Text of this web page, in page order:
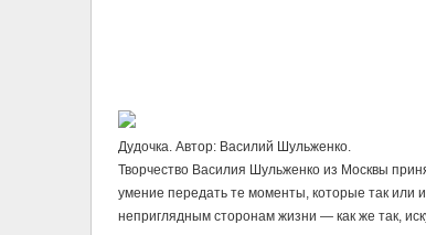
Дудочка. Автор: Василий Шульженко.
Творчество Василия Шульженко из Москвы
умение передать те моменты, которые так или
неприглядным сторонам жизни — как же так,